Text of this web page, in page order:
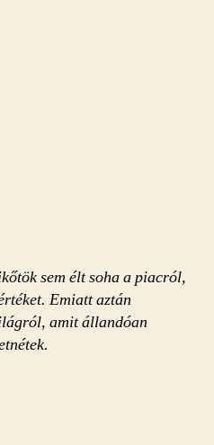
sem élt soha a piacról,
Emiatt aztán
amit állandóan